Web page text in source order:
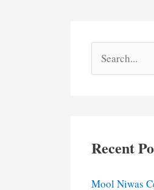
e
h
Recent
Mool Niwas